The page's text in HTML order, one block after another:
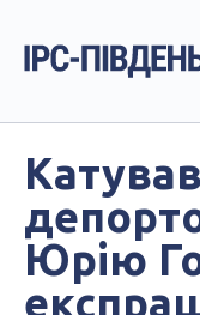
Катував
Юрію